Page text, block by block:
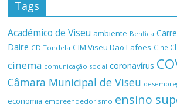
Tags
Académico de Viseu ambiente Benfica
Daire CD Tondela CIM Viseu Dão Lafões Cine
cinema comunicação social coronavírus
Câmara Municipal de Viseu
economia empreendedorismo ensino